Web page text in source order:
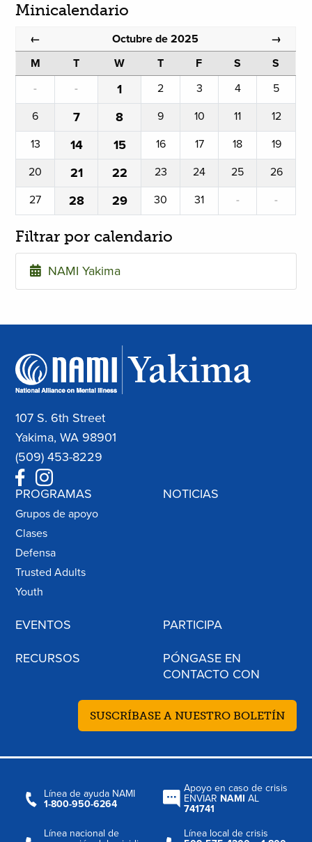
Minicalendario
← Octubre de 2025 →
M T W T F S
S
-
- 1 2 3 4
5
6
7 8 9 10 11
12
13
14 15 16 17 18
19
20
21 22 23 24 25
26
27
28 29 30 31 - -
Filtrar por calendario
NAMI Yakima
107 S. 6th Street
Yakima, WA 98901
(509) 453-8229
PROGRAMAS
Grupos de apoyo
Clases
Defensa
Trusted Adults
Youth
NOTICIAS
EVENTOS PARTICIPA
RECURSOS
PÓNGASE EN
CONTACTO CON
SUSCRÍBASE A NUESTRO BOLETÍN
Línea de ayuda NAMI
1-800-950-6264
Apoyo en caso de crisis
ENVIAR NAMI AL
741741
Línea nacional de
Línea local de crisis